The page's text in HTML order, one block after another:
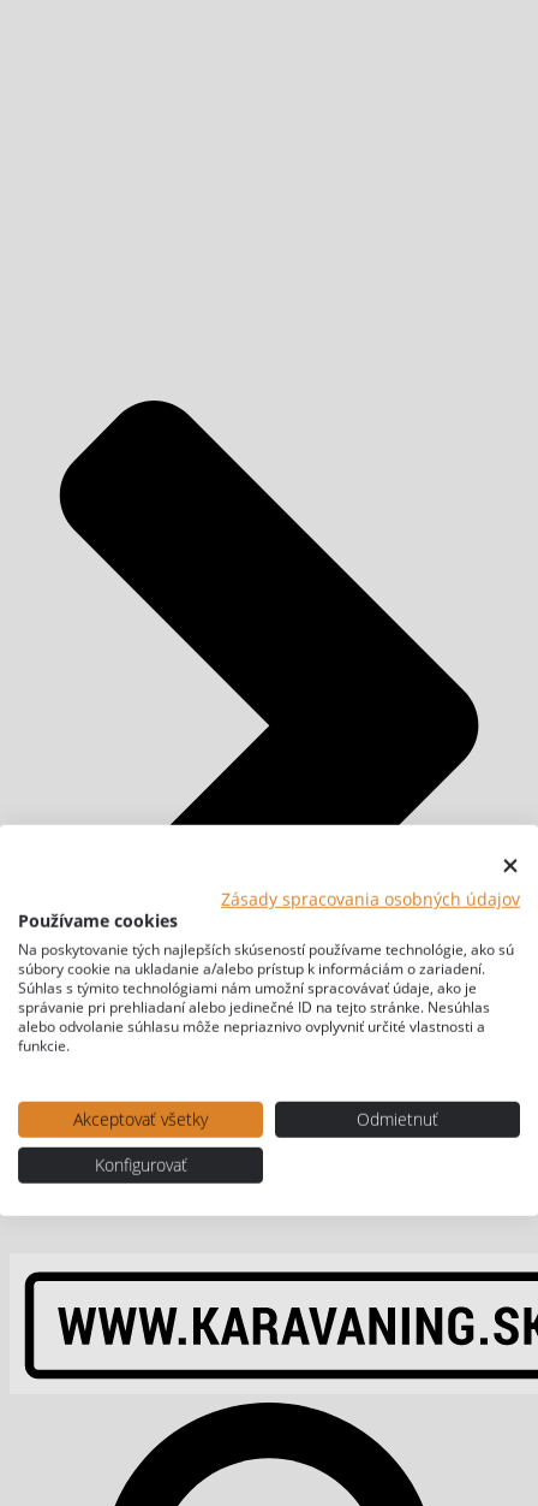
Zásady spracovania osobných údajov
Používame cookies
Na poskytovanie tých najlepších skúseností používame technológie, ako sú
súbory cookie na ukladanie a/alebo prístup k informáciám o zariadení.
Súhlas s týmito technológiami nám umožní spracovávať údaje, ako je
správanie pri prehliadaní alebo jedinečné ID na tejto stránke. Nesúhlas
alebo odvolanie súhlasu môže nepriaznivo ovplyvniť určité vlastnosti a
funkcie.
Akceptovať všetky
Odmietnuť
Konfigurovať